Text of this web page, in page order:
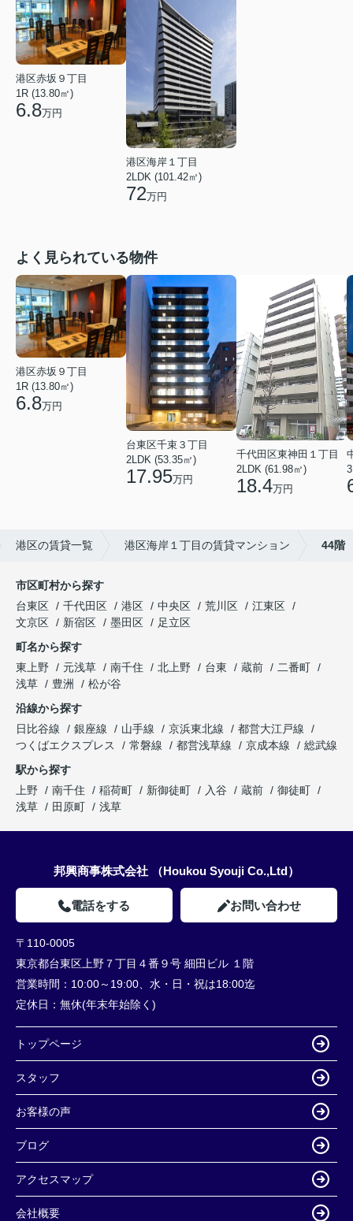
港区赤坂９丁目
1R (13.80㎡)
6.8万円
港区海岸１丁目
2LDK (101.42㎡)
72万円
よく見られている物件
港区赤坂９丁目
1R (13.80㎡)
6.8万円
台東区千束３丁目
2LDK (53.35㎡)
17.95万円
千代田区東神田１丁目
2LDK (61.98㎡)
18.4万円
港区の賃貸一覧 港区海岸１丁目の賃貸マンション 44階
市区町村から探す
台東区
千代田区 港区 中央区 荒川区
江東区
文京区
新宿区 墨田区
足立区
町名から探す
東上野
元浅草 南千住 北上野 台東 蔵前
二番町
浅草
豊洲
松が谷
沿線から探す
日比谷線
銀座線 山手線 京浜東北線
都営大江戸線
つくばエクスプレス
常磐線 都営浅草線 京成本線
総武線
駅から探す
上野
南千住 稲荷町 新御徒町 入谷 蔵前
御徒町
浅草
田原町 浅草
邦興商事株式会社 （Houkou Syouji Co.,Ltd）
電話をする お問い合わせ
〒110-0005
東京都台東区上野７丁目４番９号 細田ビル １階
営業時間： 10:00～19:00、水・日・祝は18:00迄
定休日： 無休(年末年始除く)
トップページ
スタッフ
お客様の声
ブログ
アクセスマップ
会社概要